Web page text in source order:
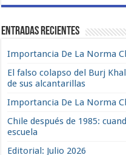
Entradas recientes
Importancia De La Norma
El falso colapso del Burj
de sus alcantarillas
Importancia De La Norma
Chile después de 1985:
escuela
Editorial: Julio 2026